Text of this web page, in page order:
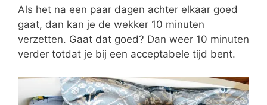
Als het na een paar dagen achter elkaar goed
gaat, dan kan je de wekker 10 minuten
verzetten. Gaat dat goed? Dan weer 10 minuten
verder totdat je bij een acceptabele tijd bent.